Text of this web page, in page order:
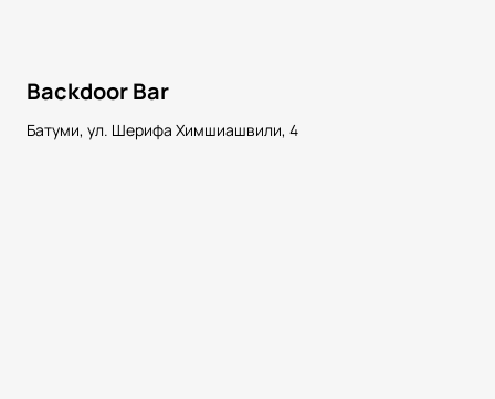
Backdoor Bar
Батуми, ул. Шерифа Химшиашвили, 4